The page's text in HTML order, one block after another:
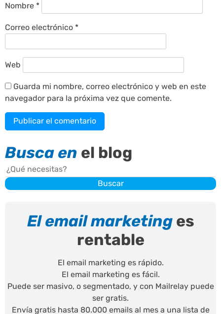
Nombre *
Correo electrónico *
Web
Guarda mi nombre, correo electrónico y web en este
navegador para la próxima vez que comente.
Busca en el blog
Buscar
Buscar
El email marketing es
rentable
El email marketing es rápido.
El email marketing es fácil.
Puede ser masivo, o segmentado, y con Mailrelay puede
ser gratis.
Envía gratis hasta 80.000 emails al mes a una lista de